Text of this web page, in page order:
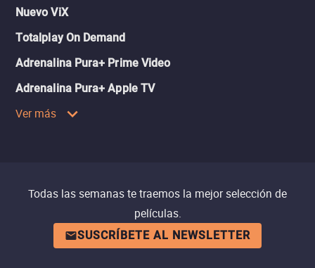
Nuevo ViX
Totalplay On Demand
Adrenalina Pura+ Prime Video
Adrenalina Pura+ Apple TV
Ver más
Todas las semanas te traemos la mejor selección de
películas.
SUSCRÍBETE AL NEWSLETTER